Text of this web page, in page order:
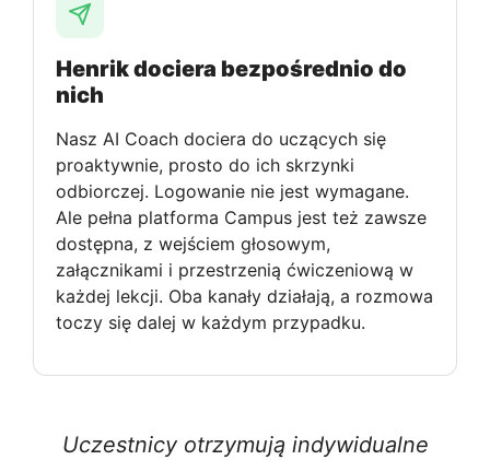
Henrik dociera bezpośrednio do
nich
Nasz AI Coach dociera do uczących się
proaktywnie, prosto do ich skrzynki
odbiorczej. Logowanie nie jest wymagane.
Ale pełna platforma Campus jest też zawsze
dostępna, z wejściem głosowym,
załącznikami i przestrzenią ćwiczeniową w
każdej lekcji. Oba kanały działają, a rozmowa
toczy się dalej w każdym przypadku.
Uczestnicy otrzymują indywidualne